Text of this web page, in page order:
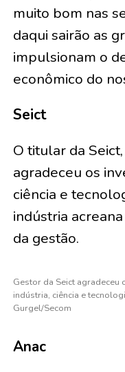
muito bom nas
daqui sairão as
impulsionam o
econômico do
Seict
O titular da
agradeceu os
ciência e
indústria
da gestão.
Gestor da Seict
indústria, ciência e
Gurgel/Secom
Anac